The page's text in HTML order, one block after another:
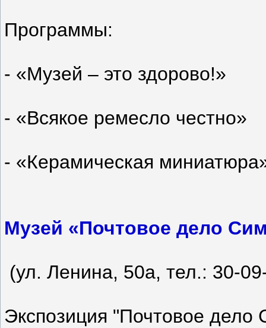
Программы:
- «Музей – это здорово!»
- «Всякое ремесло честно»
- «Керамическая
Музей «Почтовое дело
(ул. Ленина, 50а, тел.: 30-
Экспозиция "Почтовое дело